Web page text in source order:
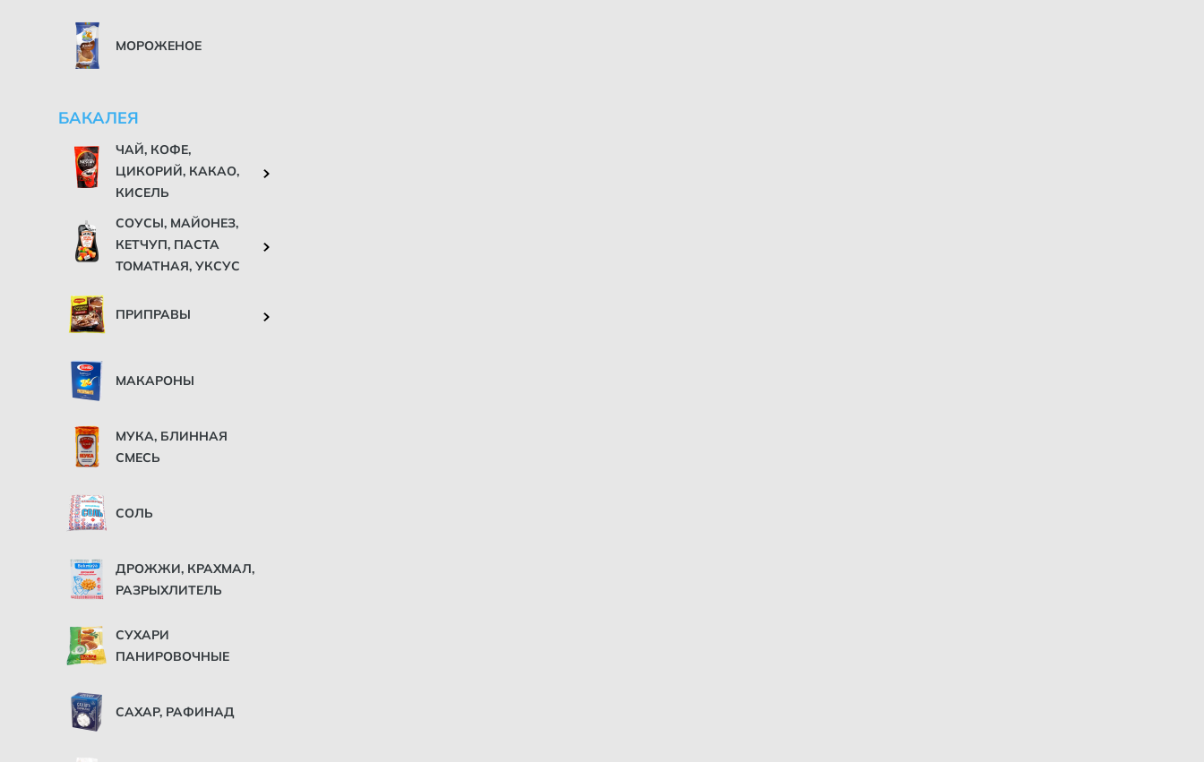
МОРОЖЕНОЕ
БАКАЛЕЯ
ЧАЙ, КОФЕ,
ЦИКОРИЙ, КАКАО,
КИСЕЛЬ
СОУСЫ, МАЙОНЕЗ,
КЕТЧУП, ПАСТА
ТОМАТНАЯ, УКСУС
ПРИПРАВЫ
МАКАРОНЫ
МУКА, БЛИННАЯ
СМЕСЬ
СОЛЬ
ДРОЖЖИ, КРАХМАЛ,
РАЗРЫХЛИТЕЛЬ
СУХАРИ
ПАНИРОВОЧНЫЕ
САХАР, РАФИНАД